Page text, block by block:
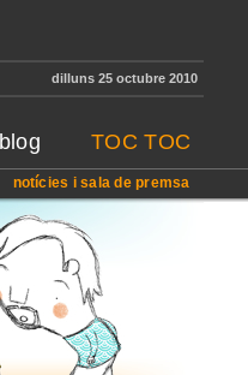
dilluns 25 octubre 2010
blog TOC TOC
notícies i sala de premsa